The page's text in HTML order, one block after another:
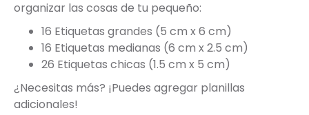
organizar las cosas de tu pequeño:
16 Etiquetas grandes (5 cm x 6 cm)
16 Etiquetas medianas (6 cm x 2.5 cm)
26 Etiquetas chicas (1.5 cm x 5 cm)
¿Necesitas más? ¡Puedes agregar planillas
adicionales!